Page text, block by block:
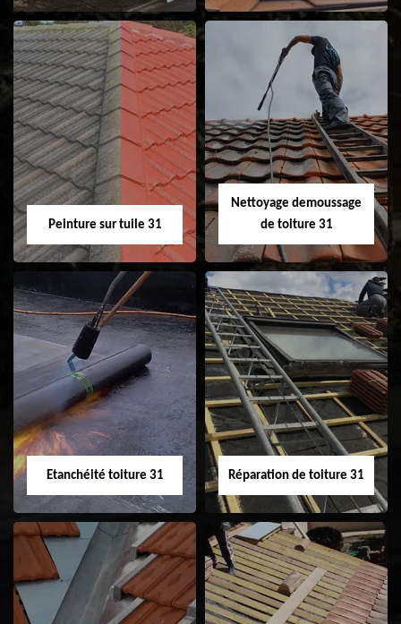
Nettoyage et
ravalement de
façade 31
Isolation toiture 31
Peinture sur tuile 31
Peinture sur tuile
31
Nettoyage demoussage
de toiture 31
Nettoyage
demoussage de
toiture 31
Etanchéité toiture 31
Etanchéité toiture
Réparation de toiture 31
Réparation de